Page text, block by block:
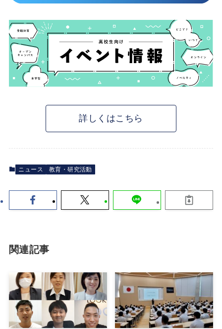
詳しくはこちら
ニュース 教育・研究活動
関連記事